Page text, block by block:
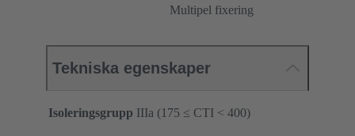
Multipel fixering
Tekniska egenskaper
Isoleringsgrupp IIIa (175 ≤ CTI < 400)